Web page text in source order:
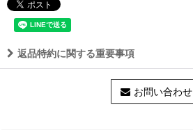
返品特約に関する重要事項
お問い合わせ